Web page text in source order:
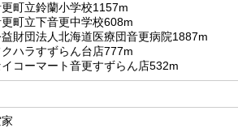
町立鈴蘭小学校1157m
町立下音更中学校608m
財団法人北海道医療団音更病院1887m
クハラすずらん台店777m
イコーマート音更すずらん店532m